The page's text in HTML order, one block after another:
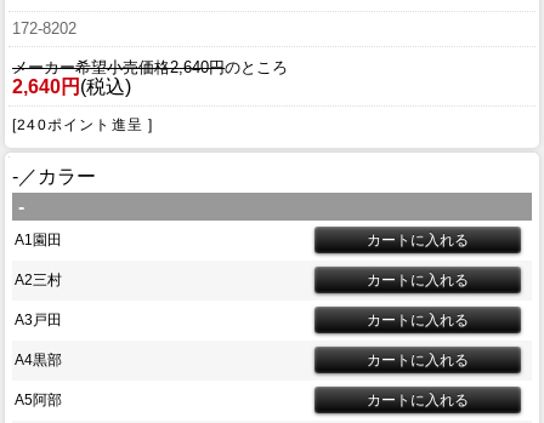
172-8202
メーカー希望小売価格2,640円のところ
2,640円 (税込)
[240ポイント進呈 ]
-／カラー
-
A1園田
A2三村
A3戸田
A4黒部
A5阿部